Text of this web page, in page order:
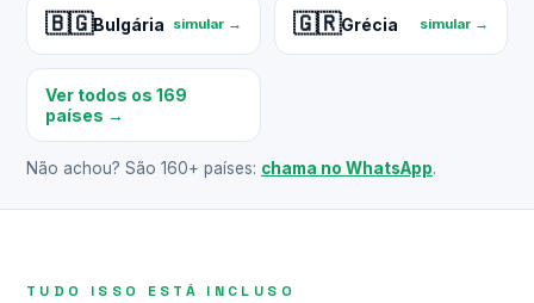
🇧🇬Bulgária simular → 🇬🇷Grécia simular →
Ver todos os 169
países →
Não achou? São 160+ países: chama no WhatsApp.
TUDO ISSO ESTÁ INCLUSO